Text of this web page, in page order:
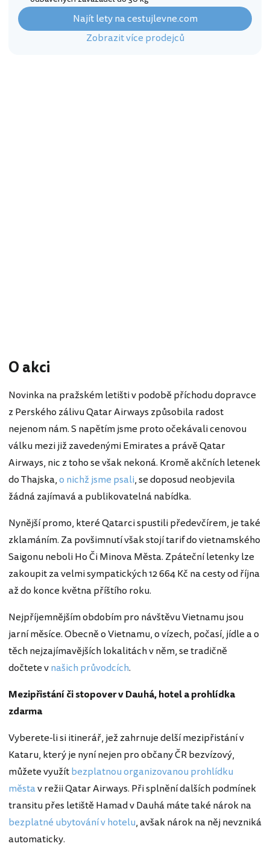
Najít lety na cestujlevne.com
Zobrazit více prodejců
O akci
Novinka na pražském letišti v podobě příchodu dopravce
z Perského zálivu Qatar Airways způsobila radost
nejenom nám. S napětím jsme proto očekávali cenovou
válku mezi již zavedenými Emirates a právě Qatar
Airways, nic z toho se však nekoná. Kromě akčních letenek
do Thajska,o nichž jsme psali, se doposud neobjevila
žádná zajímavá a publikovatelná nabídka.
Nynější promo, které Qatarci spustili předevčírem, je také
zklamáním. Za povšimnutí však stojí tarif do vietnamského
Saigonu neboli Ho Či Minova Města. Zpáteční letenky lze
zakoupit za velmi sympatických 12 664 Kč na cesty od října
až do konce května příštího roku.
Nejpříjemnějším obdobím pro návštěvu Vietnamu jsou
jarní měsíce. Obecně o Vietnamu, o vízech, počasí, jídle a o
těch nejzajímavějších lokalitách v něm, se tradičně
dočtete vnašich průvodcích.
Mezipřistání či stopover v Dauhá, hotel a prohlídka
zdarma
Vyberete-li si itinerář, jež zahrnuje delší mezipřistání v
Kataru, který je nyní nejen pro občany ČR bezvízový,
můžete využítbezplatnou organizovanou prohlídku
městav režii Qatar Airways. Při splnění dalších podmínek
transitu přes letiště Hamad v Dauhá máte také nárok na
bezplatné ubytování v hotelu, avšak nárok na něj nevzniká
automaticky.